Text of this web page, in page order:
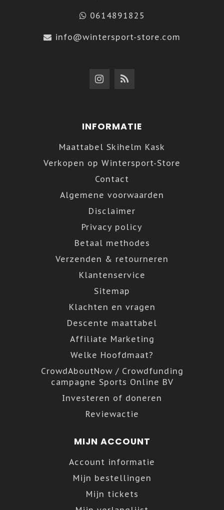
0614891825
info@wintersport-store.com
INFORMATIE
Maattabel Skihelm Kask
Verkopen op Wintersport-Store
Contact
Algemene voorwaarden
Disclaimer
Privacy policy
Betaal methodes
Verzenden & retourneren
Klantenservice
Sitemap
Klachten en vragen
Descente maattabel
Affiliate Marketing
Welke Hoofdmaat?
CrowdAboutNow / Crowdfunding
campagne Sports Online BV
Investeren of doneren
Reviewactie
MIJN ACCOUNT
Account informatie
Mijn bestellingen
Mijn tickets